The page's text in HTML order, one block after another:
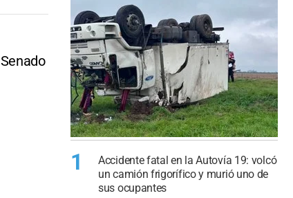
1
Accidente fatal en la Autovía 19: volcó
un camión frigorífico y murió uno de
sus ocupantes